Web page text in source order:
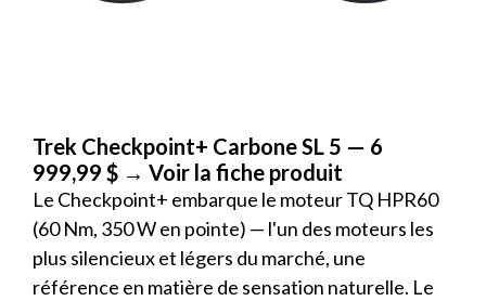
Trek Checkpoint+ Carbone SL 5 — 6
999,99 $ → Voir la fiche produit
Le Checkpoint+ embarque le moteur TQ HPR60
(60 Nm, 350 W en pointe) — l'un des moteurs les
plus silencieux et légers du marché, une
référence en matière de sensation naturelle. Le